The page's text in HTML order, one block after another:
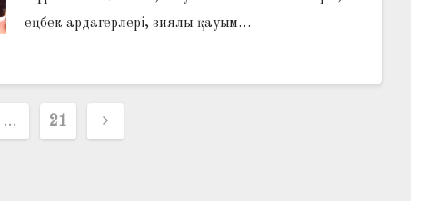
еңбек ардагерлері, зиялы қауым…
… 21